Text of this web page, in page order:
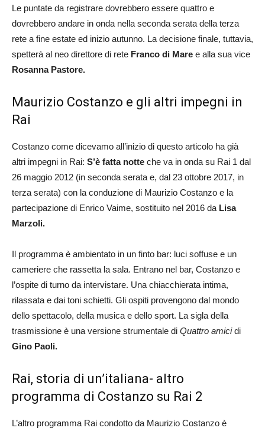
Le puntate da registrare dovrebbero essere quattro e
dovrebbero andare in onda nella seconda serata della terza
rete a fine estate ed inizio autunno. La decisione finale, tuttavia,
spetterà al neo direttore di rete Franco di Mare e alla sua vice
Rosanna Pastore.
Maurizio Costanzo e gli altri impegni in
Rai
Costanzo come dicevamo all’inizio di questo articolo ha già
altri impegni in Rai: S’è fatta notte che va in onda su Rai 1 dal
26 maggio 2012 (in seconda serata e, dal 23 ottobre 2017, in
terza serata) con la conduzione di Maurizio Costanzo e la
partecipazione di Enrico Vaime, sostituito nel 2016 da Lisa
Marzoli.
Il programma è ambientato in un finto bar: luci soffuse e un
cameriere che rassetta la sala. Entrano nel bar, Costanzo e
l’ospite di turno da intervistare. Una chiacchierata intima,
rilassata e dai toni schietti. Gli ospiti provengono dal mondo
dello spettacolo, della musica e dello sport. La sigla della
trasmissione è una versione strumentale di Quattro amicidi
Gino Paoli.
Rai, storia di un’italiana- altro
programma di Costanzo su Rai 2
L’altro programma Rai condotto da Maurizio Costanzo è